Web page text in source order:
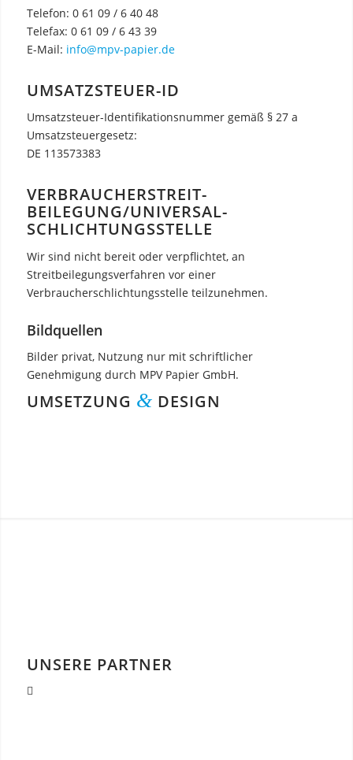
Telefon: 0 61 09 / 6 40 48
Telefax: 0 61 09 / 6 43 39
E-Mail: info@mpv-papier.de
UMSATZSTEUER-ID
Umsatzsteuer-Identifikationsnummer gemäß § 27 a
Umsatzsteuergesetz:
DE 113573383
VERBRAUCHER­STREIT­
BEILEGUNG/UNIVERSAL­
SCHLICHTUNGS­STELLE
Wir sind nicht bereit oder verpflichtet, an
Streitbeilegungsverfahren vor einer
Verbraucherschlichtungsstelle teilzunehmen.
Bildquellen
Bilder privat, Nutzung nur mit schriftlicher
Genehmigung durch MPV Papier GmbH.
UMSETZUNG & DESIGN
UNSERE PARTNER